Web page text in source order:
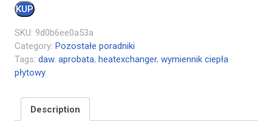
KUP
SKU: 9d0b6ee0a53a
Category: Pozostałe poradniki
Tags: daw. aprobata, heatexchanger, wymiennik ciepła
płytowy
Description